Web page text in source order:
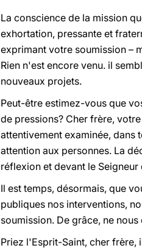
La conscience de la mission
exhortation, pressante et
exprimant votre soumission –
Rien n'est encore venu. il
nouveaux projets.
Peut-être estimez-vous que
de pressions? Cher frère,
attentivement examinée, dans
attention aux personnes. La
réflexion et devant le
Il est temps, désormais, que
publiques nos interventions, nο
soumission. De grâce, ne
Priez l'Esprit-Saint, cher frère,